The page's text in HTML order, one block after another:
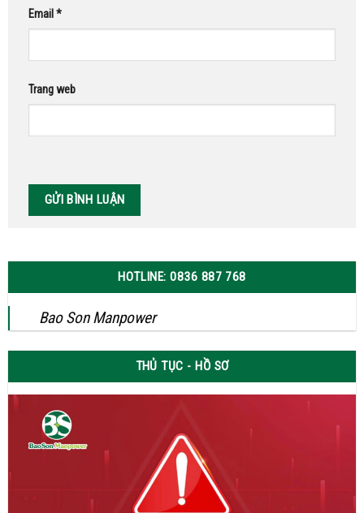
Email *
Trang web
HOTLINE: 0836 887 768
Bao Son Manpower
THỦ TỤC - HỒ SƠ